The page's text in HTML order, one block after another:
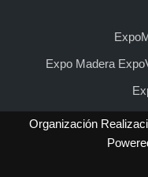
Expo Madera
Organización